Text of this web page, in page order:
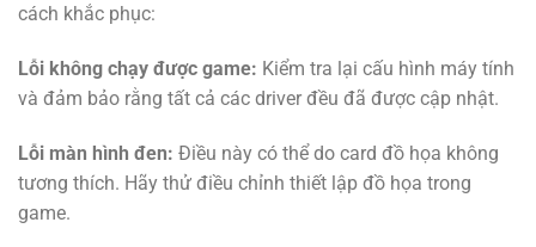
cách khắc phục:
Lỗi không chạy được game: Kiểm tra lại cấu hình máy tính
và đảm bảo rằng tất cả các driver đều đã được cập nhật.
Lỗi màn hình đen: Điều này có thể do card đồ họa không
tương thích. Hãy thử điều chỉnh thiết lập đồ họa trong
game.